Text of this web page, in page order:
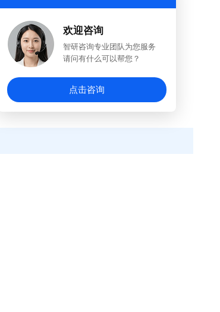
欢迎咨询
智研咨询专业团队为您服务
请问有什么可以帮您？
点击咨询